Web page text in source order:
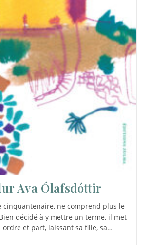
Ava Ólafsdóttir
cinquantenaire, ne comprend plus le
décidé à y mettre un terme, il met
ordre et part, laissant sa fille, sa…